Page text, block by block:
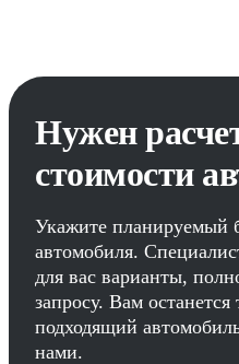
Нужен
стоимости
Укажите планируемый
автомобиля.
для вас варианты,
запросу. Вам останется
подходящий
нами.